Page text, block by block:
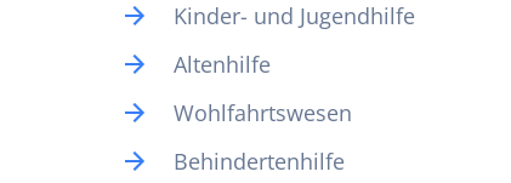
Kinder- und Jugendhilfe
Altenhilfe
Wohlfahrtswesen
Behindertenhilfe